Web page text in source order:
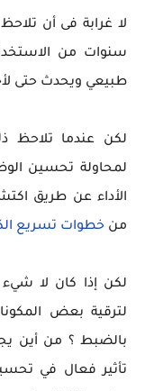
لا غرابة فى أن
سنوات من
طبيعي ويحدث حتى
لكن عندما تلاحظ
لمحاولة تحسين
الأداء عن طريق
من خطوات تسريع
لكن إذا كان لا شيء
لترقية بعض
بالضبط ؟ من أين
تأثير فعال في